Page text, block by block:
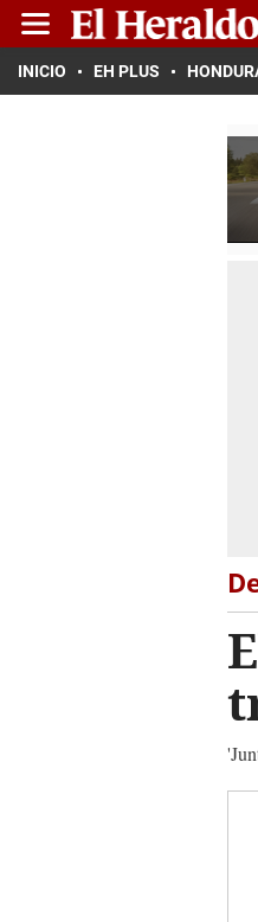
INICIO EH PLUS